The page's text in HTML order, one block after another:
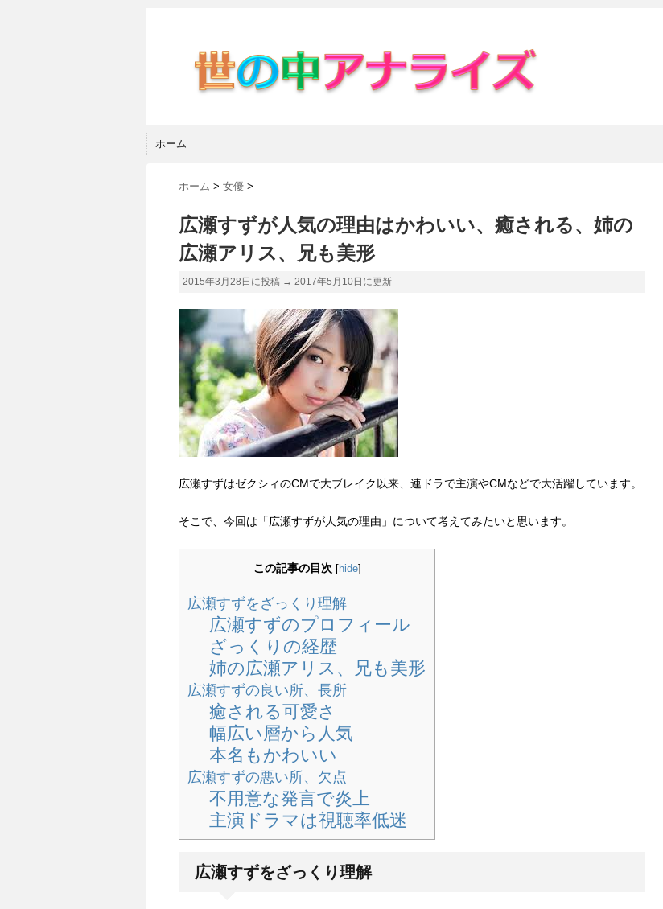
ホーム
ホーム > 女優 >
広瀬すずが人気の理由はかわいい、癒される、姉の
広瀬アリス、兄も美形
2015年3月28日に投稿 → 2017年5月10日 に更新
広瀬すずはゼクシィのCMで大ブレイク以来、連ドラで主演やCMなどで大活躍しています。
そこで、今回は「広瀬すずが人気の理由」について考えてみたいと思います。
この記事の目次 hide]
広瀬すずをざっくり理解
広瀬すずのプロフィール
ざっくりの経歴
姉の広瀬アリス、兄も美形
広瀬すずの良い所、長所
癒される可愛さ
幅広い層から人気
本名もかわいい
広瀬すずの悪い所、欠点
不用意な発言で炎上
主演ドラマは視聴率低迷
広瀬すずをざっくり理解